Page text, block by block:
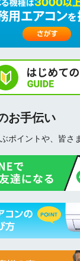
お手伝い
ポイントや、皆さ